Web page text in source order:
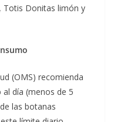
Totis Donitas limón y
(OMS) recomienda
día (menos de 5
las botanas